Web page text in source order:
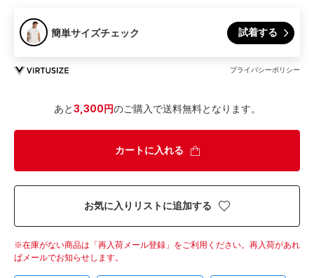
簡単サイズチェック 試着する
プライバシーポリシー
あと3,300円のご購入で送料無料となります。
カートに入れる
お気に入りリストに追加する
在庫がない商品は「再入荷メール登録」をご利用ください。 再入荷があれ
ばメールでお知らせします。